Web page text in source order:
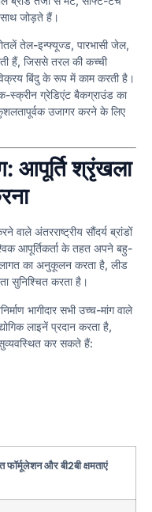
जोड़ते हैं।
तेल-इन्फ्यूज्ड, पारभासी जेल,
हैं, जिससे तरल की कच्ची
बिंदु के रूप में काम करती है।
स्क्रीन ग्रेडिएंट बैकग्राउंड का
उजागर करने के लिए
आपूर्ति श्रृंखला
वाले अंतरराष्ट्रीय सौंदर्य ब्रांडों
आपूर्तिकर्ता के तहत अपने बहु-
लागत का अनुकूलन करता है, लीड
सुनिश्चित करता है।
भागीदार सभी उच्च-मांग वाले
लाइनें प्रदान करता है,
सुव्यवस्थित कर सकते हैं:
फॉर्मूलेशन और बी2बी क्षमताएं